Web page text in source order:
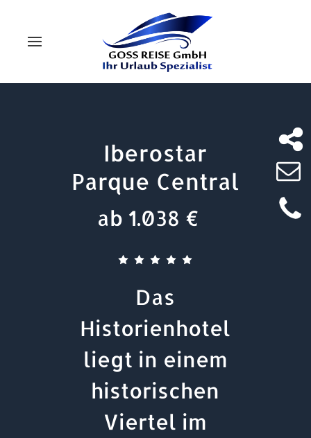
Iberostar
Parque Central
ab 1.038 €
Das
Historienhotel
liegt in einem
historischen
Viertel im